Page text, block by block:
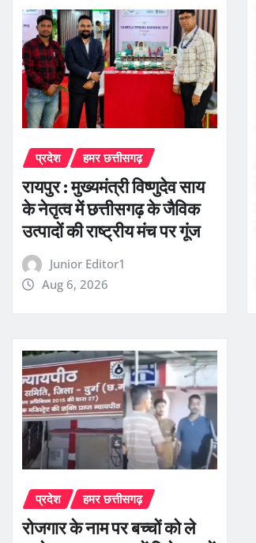
प्रदेश हमर छत्तीसगढ़
रायपुर : मुख्यमंत्री विष्णुदेव साय
के नेतृत्व में छत्तीसगढ़ के जैविक
उत्पादों की राष्ट्रीय मंच पर गूंज
Junior Editor1
Aug 6, 2026
प्रदेश हमर छत्तीसगढ़
रोजगार के नाम पर बच्चों को ले